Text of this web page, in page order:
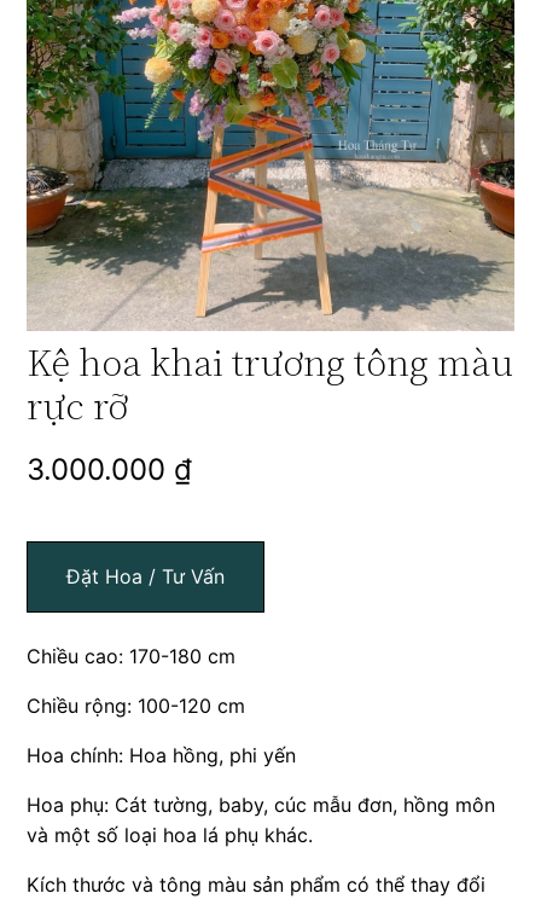
Kệ hoa khai trương tông màu
rực rỡ
3.000.000 ₫
Đặt Hoa / Tư Vấn
Chiều cao: 170-180 cm
Chiều rộng: 100-120 cm
Hoa chính: Hoa hồng, phi yến
Hoa phụ: Cát tường, baby, cúc mẫu đơn, hồng môn
và một số loại hoa lá phụ khác.
Kích thước và tông màu sản phẩm có thể thay đổi